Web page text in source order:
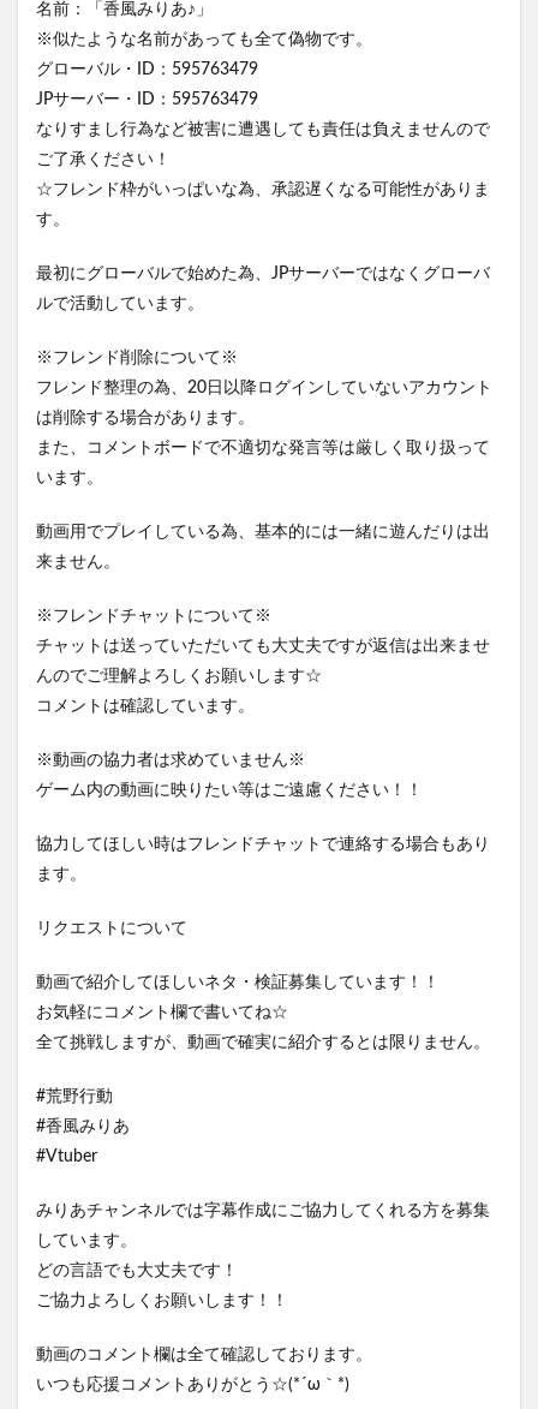
名前：「香風みりあ♪」
※似たような名前があっても全て偽物です。
グローバル・ID：595763479
JPサーバー・ID：595763479
なりすまし行為など被害に遭遇しても責任は負えませんので
ご了承ください！
☆フレンド枠がいっぱいな為、承認遅くなる可能性がありま
す。
最初にグローバルで始めた為、JPサーバーではなくグローバ
ルで活動しています。
※フレンド削除について※
フレンド整理の為、20日以降ログインしていないアカウント
は削除する場合があります。
また、コメントボードで不適切な発言等は厳しく取り扱って
います。
動画用でプレイしている為、基本的には一緒に遊んだりは出
来ません。
※フレンドチャットについて※
チャットは送っていただいても大丈夫ですが返信は出来ませ
んのでご理解よろしくお願いします☆
コメントは確認しています。
※動画の協力者は求めていません※
ゲーム内の動画に映りたい等はご遠慮ください！！
協力してほしい時はフレンドチャットで連絡する場合もあり
ます。
リクエストについて
動画で紹介してほしいネタ・検証募集しています！！
お気軽にコメント欄で書いてね☆
全て挑戦しますが、動画で確実に紹介するとは限りません。
#荒野行動
#香風みりあ
#Vtuber
みりあチャンネルでは字幕作成にご協力してくれる方を募集
しています。
どの言語でも大丈夫です！
ご協力よろしくお願いします！！
動画のコメント欄は全て確認しております。
いつも応援コメントありがとう☆(*´ω｀*)